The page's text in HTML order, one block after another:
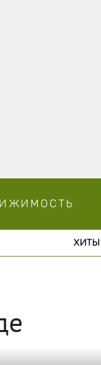
ХИТЫ